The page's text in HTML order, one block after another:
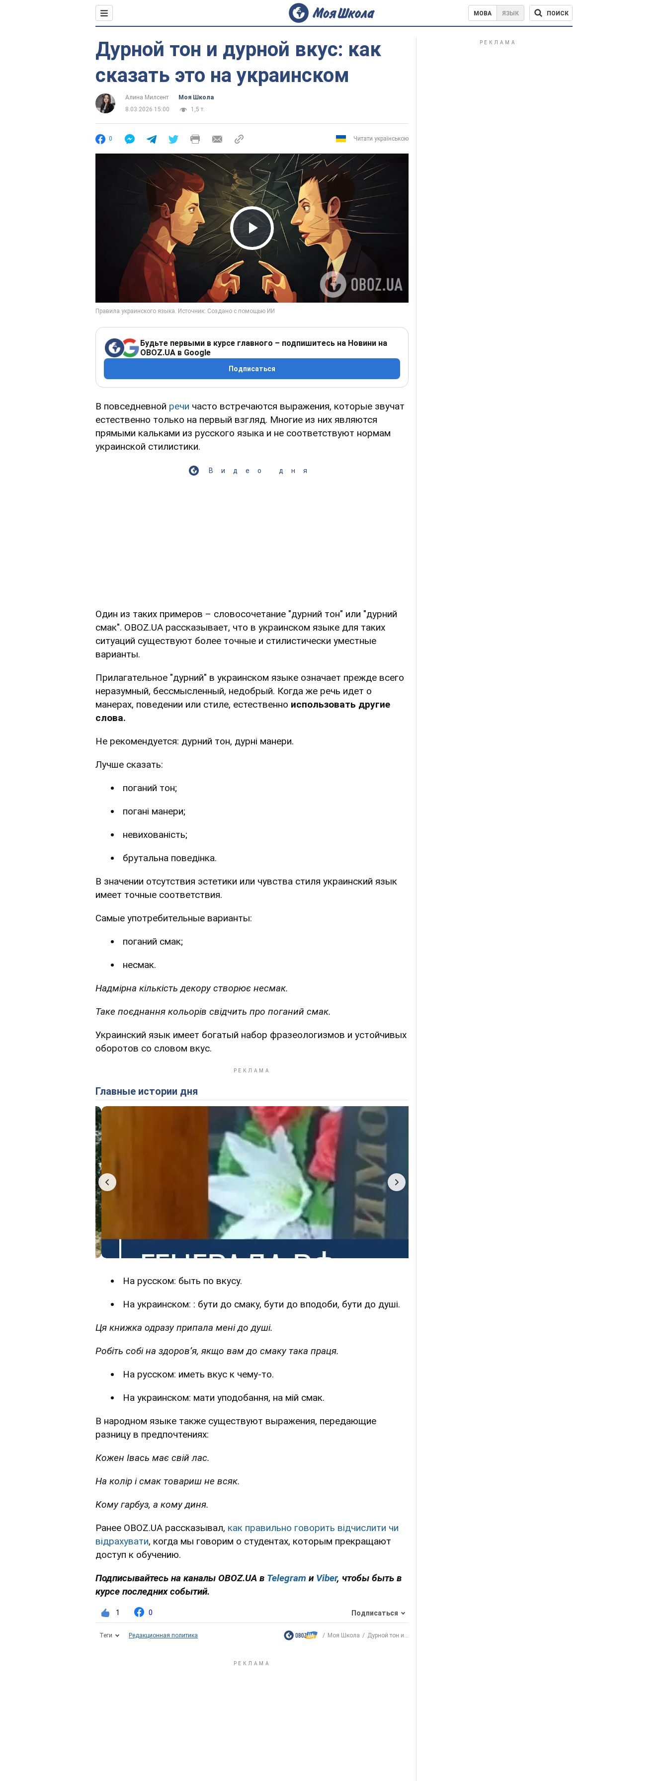
МОВА ЯЗЫК ПОИСК
Дурной тон и дурной вкус: как
сказать это на украинском
Алина Милсент
Моя Школа
8.03.2026 15:00
1,5 т.
0 Читати українською
Play Video
Будьте первыми в курсе главного – подпишитесь на Новини на
OBOZ.UA в Google
Подписаться
В повседневной речи часто встречаются выражения, которые звучат
естественно только на первый взгляд. Многие из них являются
прямыми кальками из русского языка и не соответствуют нормам
украинской стилистики.
Видео дня
Один из таких примеров – словосочетание "дурний тон" или "дурний
смак". OBOZ.UA рассказывает, что в украинском языке для таких
ситуаций существуют более точные и стилистически уместные
варианты.
Прилагательное "дурний" в украинском языке означает прежде всего
неразумный, бессмысленный, недобрый. Когда же речь идет о
манерах, поведении или стиле, естественно использовать другие
слова.
Не рекомендуется: дурний тон, дурні манери.
Лучше сказать:
поганий тон;
погані манери;
невихованість;
брутальна поведінка.
В значении отсутствия эстетики или чувства стиля украинский язык
имеет точные соответствия.
Самые употребительные варианты:
поганий смак;
несмак.
Надмірна кількість декору створює несмак.
Таке поєднання кольорів свідчить про поганий смак.
Украинский язык имеет богатый набор фразеологизмов и устойчивых
оборотов со словом вкус.
Главные истории дня
На русском: быть по вкусу.
На украинском: : бути до смаку, бути до вподоби, бути до душі.
Ця книжка одразу припала мені до душі.
Робіть собі на здоров’я, якщо вам до смаку така праця.
На русском: иметь вкус к чему-то.
На украинском: мати уподобання, на мій смак.
В народном языке также существуют выражения, передающие
разницу в предпочтениях:
Кожен Івась має свій лас.
На колір і смак товариш не всяк.
Кому гарбуз, а кому диня.
Ранее OBOZ.UA рассказывал, как правильно говорить відчислити чи
відрахувати, когда мы говорим о студентах, которым прекращают
доступ к обучению.
Подписывайтесь на каналы OBOZ.UA в Telegram и Viber, чтобы быть в
курсе последних событий.
1 0 Подписаться
Теги Редакционная политика Моя Школа Дурной тон и...